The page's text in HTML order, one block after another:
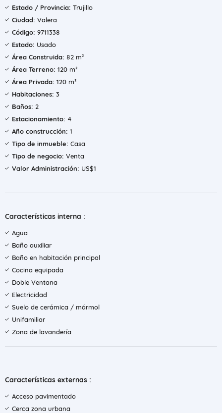
Estado / Provincia: Trujillo
Ciudad: Valera
Código: 9711338
Estado: Usado
Área Construida: 82 m²
Área Terreno: 120 m²
Área Privada: 120 m²
Habitaciones: 3
Baños: 2
Estacionamiento: 4
Año construcción: 1
Tipo de inmueble: Casa
Tipo de negocio: Venta
Valor Administración: US$1
Características interna :
Agua
Baño auxiliar
Baño en habitación principal
Cocina equipada
Doble Ventana
Electricidad
Suelo de cerámica / mármol
Unifamiliar
Zona de lavandería
Características externas :
Acceso pavimentado
Cerca zona urbana